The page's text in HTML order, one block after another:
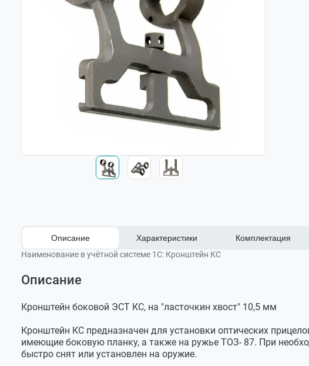
Описание Характеристики Комплектация
Наименование в учётной системе 1С: Кронштейн КС
Описание
Кронштейн боковой ЭСТ КС, на "ласточкин хвост" 10,5 мм
Кронштейн КС предназначен для установки оптических
имеющие боковую планку, а также на ружье ТОЗ- 87. При
быстро снят или установлен на оружие.
Диаметр
Высота
прицела, мм
38,5
Расстояние
между
50
Кронштейн КС
Оставить отзыв
Задать вопрос